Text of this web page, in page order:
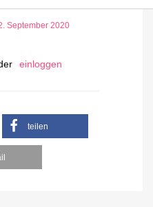
September 2020
einloggen
teilen